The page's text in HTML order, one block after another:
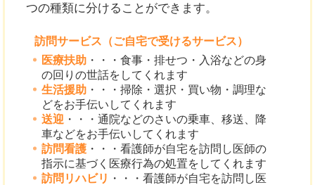
つの種類に分けることができます。
訪問サービス（ご自宅で受けるサービス）
医療扶助 ・・・食事・排せつ・入浴などの身
の回りの世話をしてくれます
生活援助 ・・・掃除・選択・買い物・調理な
どをお手伝いしてくれます
送迎 ・・・通院などのさいの乗車、移送、降
車などをお手伝いしてくれます
訪問看護 ・・・看護師が自宅を訪問し医師の
指示に基づく医療行為の処置をしてくれます
訪問リハビリ ・・・看護師が自宅を訪問し医